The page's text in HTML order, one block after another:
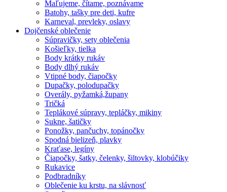
Maľujeme, čítame, poznávame
Batohy, tašky pre deti, kufre
Karneval, prevleky, oslavy
Dojčenské oblečenie
Súpravičky, sety oblečenia
Košieľky, tielka
Body krátky rukáv
Body dlhý rukáv
Vtipné body, čiapočky
Dupačky, polodupačky
Overály, pyžamká,župany
Tričká
Teplákové súpravy, tepláčky, mikiny
Sukne, šatičky
Ponožky, pančuchy, topánočky
Spodná bielizeň, plavky
Kraťase, legíny
Čiapočky, šatky, čelenky, šiltovky, klobúčiky
Rukavice
Podbradníky
Oblečenie ku krstu, na slávnosť